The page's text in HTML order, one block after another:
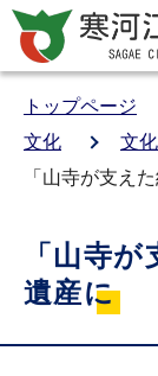
トップページ
文化
文
「山寺が支え
「山寺
遺産に